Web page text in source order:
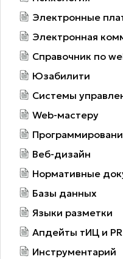
Электронные
Электронная
Справочник по
Юзабилити
Системы
Web-мастеру
Веб-дизайн
Нормативные
Базы данных
Языки разметки
Апдейты тИЦ и PR
Инструментарий